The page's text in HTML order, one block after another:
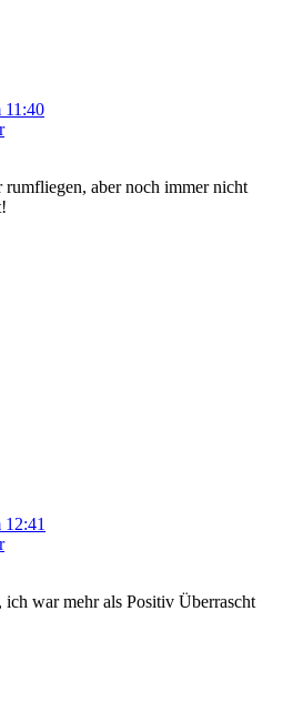
11:40
aber noch immer nicht
ich war mehr als Positiv Überrascht